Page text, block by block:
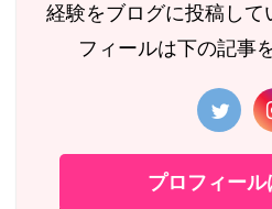
経験をブログに投稿して
フィールは下の記事
プロフィール